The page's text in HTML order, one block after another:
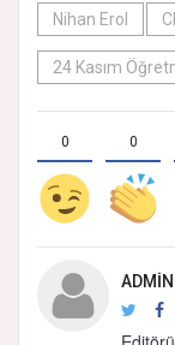
Nihan Erol
24 Kasım
0 0
ADMIN